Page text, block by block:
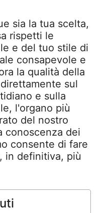
sia la tua scelta,
rispetti le
e del tuo stile di
consapevole e
la qualità della
sul
e sulla
l'organo più
del nostro
conoscenza dei
consente di fare
in definitiva, più